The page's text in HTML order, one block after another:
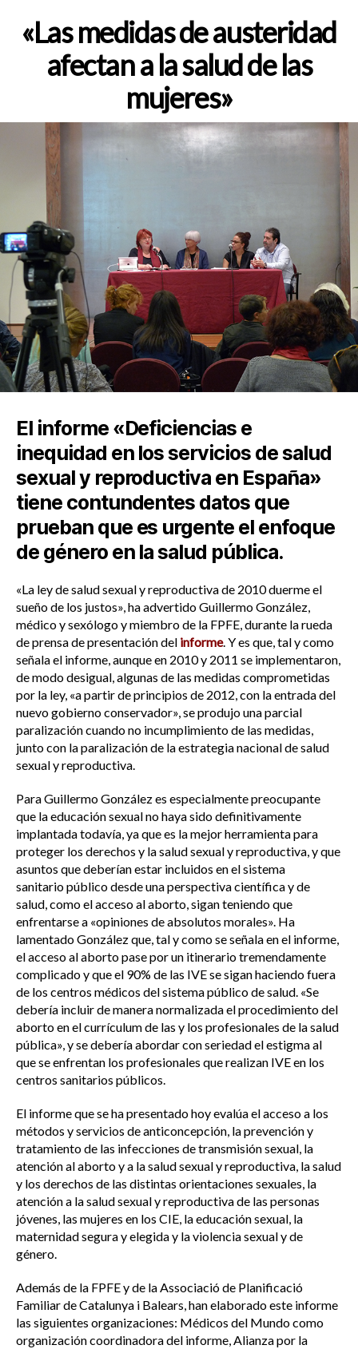
la
entrada
«Las medidas de austeridad
afectan a la salud de las
mujeres»
El informe «Deficiencias e
inequidad en los servicios de salud
sexual y reproductiva en España»
tiene contundentes datos que
prueban que es urgente el enfoque
de género en la salud pública.
«La ley de salud sexual y reproductiva de 2010 duerme el
sueño de los justos», ha advertido Guillermo González,
médico y sexólogo y miembro de la FPFE, durante la rueda
de prensa de presentación del informe. Y es que, tal y como
señala el informe, aunque en 2010 y 2011 se implementaron,
de modo desigual, algunas de las medidas comprometidas
por la ley, «a partir de principios de 2012, con la entrada del
nuevo gobierno conservador», se produjo una parcial
paralización cuando no incumplimiento de las medidas,
junto con la paralización de la estrategia nacional de salud
sexual y reproductiva.
Para Guillermo González es especialmente preocupante
que la educación sexual no haya sido definitivamente
implantada todavía, ya que es la mejor herramienta para
proteger los derechos y la salud sexual y reproductiva, y que
asuntos que deberían estar incluidos en el sistema
sanitario público desde una perspectiva científica y de
salud, como el acceso al aborto, sigan teniendo que
enfrentarse a «opiniones de absolutos morales». Ha
lamentado González que, tal y como se señala en el informe,
el acceso al aborto pase por un itinerario tremendamente
complicado y que el 90% de las IVE se sigan haciendo fuera
de los centros médicos del sistema público de salud. «Se
debería incluir de manera normalizada el procedimiento del
aborto en el currículum de las y los profesionales de la salud
pública», y se debería abordar con seriedad el estigma al
que se enfrentan los profesionales que realizan IVE en los
centros sanitarios públicos.
El informe que se ha presentado hoy evalúa el acceso a los
métodos y servicios de anticoncepción, la prevención y
tratamiento de las infecciones de transmisión sexual, la
atención al aborto y a la salud sexual y reproductiva, la salud
y los derechos de las distintas orientaciones sexuales, la
atención a la salud sexual y reproductiva de las personas
jóvenes, las mujeres en los CIE, la educación sexual, la
maternidad segura y elegida y la violencia sexual y de
género.
Además de la FPFE y de la Associació de Planificació
Familiar de Catalunya i Balears, han elaborado este informe
las siguientes organizaciones: Médicos del Mundo como
organización coordinadora del informe, Alianza por la